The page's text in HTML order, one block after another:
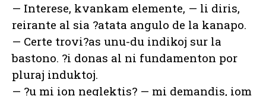
— Interese, kvankam elemente, — li diris,
reirante al sia ?atata angulo de la kanapo.
— Certe trovi?as unu-du indikoj sur la
bastono. ?i donas al ni fundamenton por
pluraj induktoj.
— ?u mi ion neglektis? — mi demandis, iom